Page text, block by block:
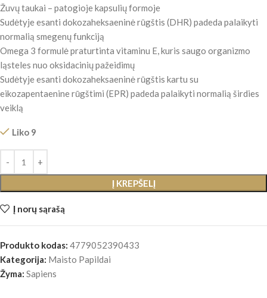
Žuvų taukai – patogioje kapsulių formoje
Sudėtyje esanti dokozaheksaeninė rūgštis (DHR) padeda palaikyti
normalią smegenų funkciją
Omega 3 formulė praturtinta vitaminu E, kuris saugo organizmo
ląsteles nuo oksidacinių pažeidimų
Sudėtyje esanti dokozaheksaeninė rūgštis kartu su
eikozapentaenine rūgštimi (EPR) padeda palaikyti normalią širdies
veiklą
Liko 9
Į KREPŠELĮ
Į norų sąrašą
Produkto kodas: 4779052390433
Kategorija: Maisto Papildai
Žyma: Sapiens